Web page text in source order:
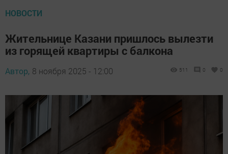
НОВОСТИ
Жительнице Казани пришлось вылезти
из горящей квартиры с балкона
Автор, 8 ноября 2025 - 12:00 511 0 0